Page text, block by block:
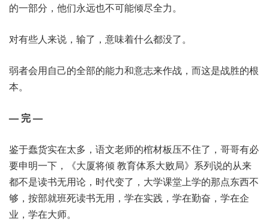
的一部分，他们永远也不可能倾尽全力。
对有些人来说，输了，意味着什么都没了。
弱者会用自己的全部的能力和意志来作战，而这是战胜的根
本。
— 完 —
鉴于蠢货实在太多，语文老师的棺材板压不住了，哥哥有必
要申明一下，《大厦将倾 教育体系大败局》系列说的从来
都不是读书无用论，时代变了，大学课堂上学的那点东西不
够，按部就班死读书无用，学在实践，学在勤奋，学在企
业，学在大师。